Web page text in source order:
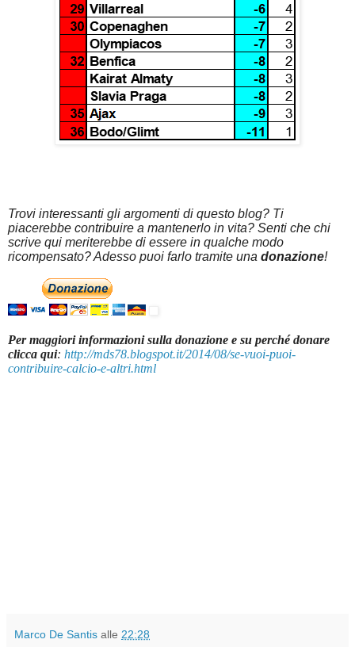
Trovi interessanti gli argomenti di questo blog? Ti
piacerebbe contribuire a mantenerlo in vita? Senti che chi
scrive qui meriterebbe di essere in qualche modo
ricompensato? Adesso puoi farlo tramite una donazione!
Per maggiori informazioni sulla donazione e su perché donare
clicca qui: http://mds78.blogspot.it/2014/08/se-vuoi-puoi-
contribuire-calcio-e-altri.html
Marco De Santis alle 22:28